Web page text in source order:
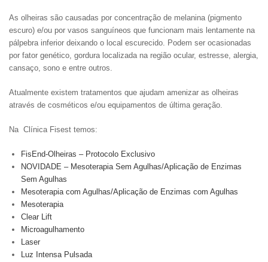
As olheiras são causadas por concentração de melanina (pigmento
escuro) e/ou por vasos sanguíneos que funcionam mais lentamente na
pálpebra inferior deixando o local escurecido. Podem ser ocasionadas
por fator genético, gordura localizada na região ocular, estresse, alergia,
cansaço, sono e entre outros.
Atualmente existem tratamentos que ajudam amenizar as olheiras
através de cosméticos e/ou equipamentos de última geração.
Na Clínica Fisest temos:
FisEnd-Olheiras – Protocolo Exclusivo
NOVIDADE – Mesoterapia Sem Agulhas/Aplicação de Enzimas
Sem Agulhas
Mesoterapia com Agulhas/Aplicação de Enzimas com Agulhas
Mesoterapia
Clear Lift
Microagulhamento
Laser
Luz Intensa Pulsada